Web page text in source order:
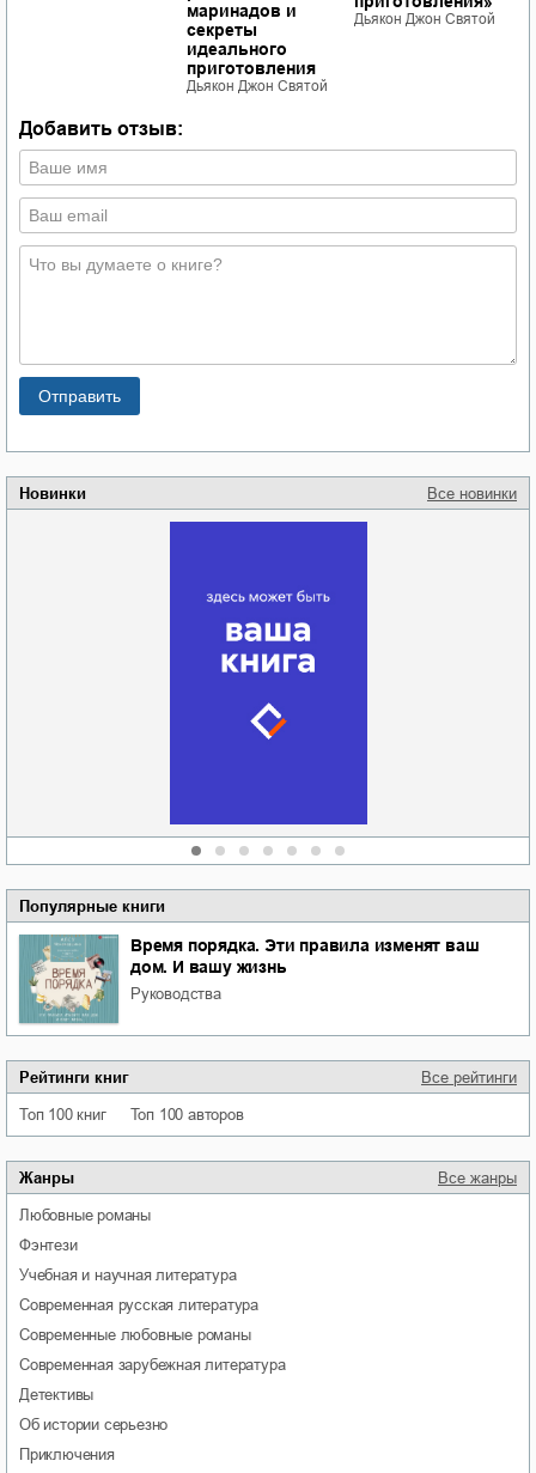
Новинки Все новинки
Популярные книги
Время порядка. Эти правила изменят ваш
дом. И вашу жизнь
руководства
Рейтинги книг Все рейтинги
Топ 100 книг Топ 100 авторов
Жанры Все жанры
любовные романы
фэнтези
учебная и научная литература
современная русская литература
современные любовные романы
современная зарубежная литература
детективы
об истории серьезно
приключения
маринадов и
секреты
идеального
приготовления
Дьякон Джон Святой
Дьякон Джон Святой
Добавить отзыв: